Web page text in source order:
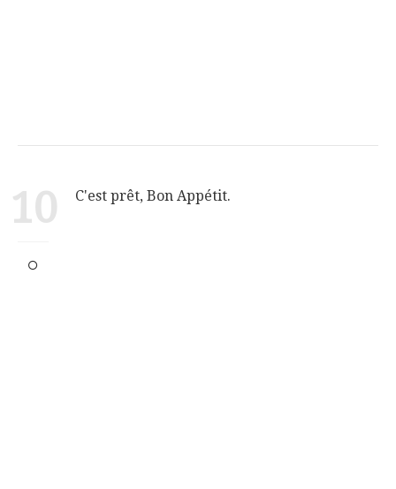
10 C'est prêt, Bon Appétit.